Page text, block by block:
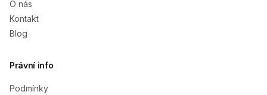
O nás
Kontakt
Blog
Právní info
Podmínky